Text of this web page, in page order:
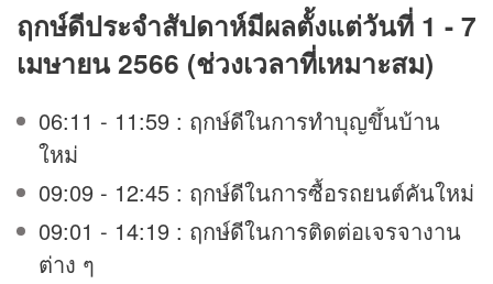
ฤกษ์ดีประจำสัปดาห์มีผลตั้งแต่วันที่ 1 - 7
เมษายน 2566 (ช่วงเวลาที่เหมาะสม)
06:11 - 11:59 : ฤกษ์ดีในการทำบุญขึ้นบ้าน
ใหม่
09:09 - 12:45 : ฤกษ์ดีในการซื้อรถยนต์คันใหม่
09:01 - 14:19 : ฤกษ์ดีในการติดต่อเจรจางาน
ต่าง ๆ